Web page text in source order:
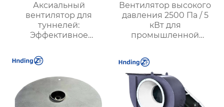
Аксиальный
вентилятор для
туннелей:
Эффективное
вентиляции
подземных объектов и
шахт
Вентилятор высокого
давления 2500 Па / 5
кВт для
промышленной
производительность,
надежность и
энергоэффективность
от XYZ